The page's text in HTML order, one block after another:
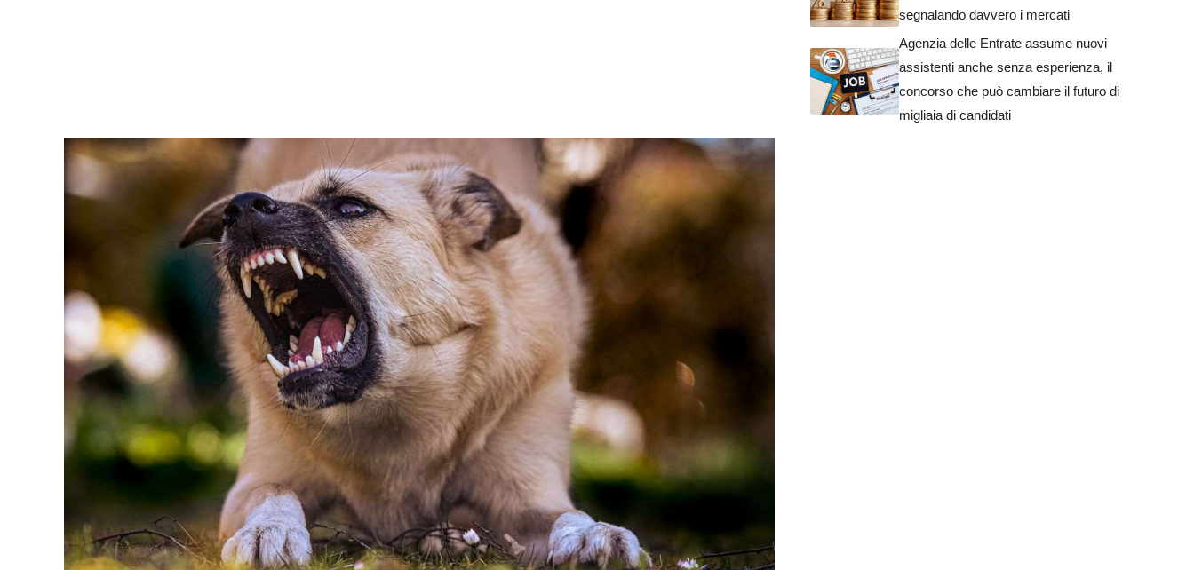
segnalando davvero i mercati
Agenzia delle Entrate assume nuovi
assistenti anche senza esperienza, il
concorso che può cambiare il futuro di
migliaia di candidati